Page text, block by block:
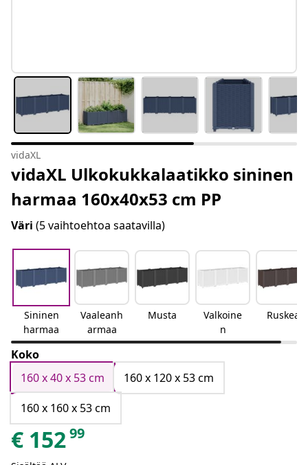
vidaXL
vidaXL Ulkokukkalaatikko sininen
harmaa 160x40x53 cm PP
Väri (5 vaihtoehtoa saatavilla)
Sininen
harmaa
Vaaleanh
armaa
Musta
Valkoine
n
Ruskea
Koko
160 x 40 x 53 cm
160 x 120 x 53 cm
160 x 160 x 53 cm
€ 15299